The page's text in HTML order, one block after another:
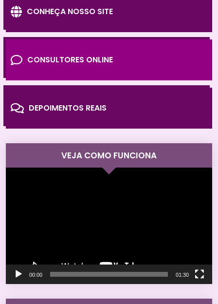
CONHEÇA NOSSO SITE
CONSULTORES ONLINE
DEPOIMENTOS REAIS
VEJA COMO FUNCIONA
00:00 01:30